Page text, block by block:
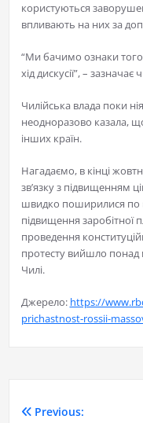
користуються
впливають на них за
“Ми бачимо ознаки
хід дискусії”, –
Чилійська влада поки
неодноразово казала,
інших країн.
Нагадаємо, в кінці
зв’язку з підвищенням
швидко поширилися по
підвищення заробітної
проведення
протесту вийшло понад
Чилі.
Джерело: https://
prichastnost-rossii-
Previous: